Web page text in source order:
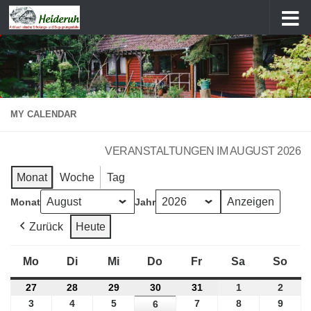
Zum Inhalt springen
MY CALENDAR
VERANSTALTUNGEN IM AUGUST 2026
Monat Woche Tag
Monat Jahr
Zurück Heute
Mo Montag
DiDienstag
MiMittwoch
Do Donnerstag
Fr FreitagSa Samstag
So
27 28 2929.
3030.
3131.
11.
August
22.
3 4 55.
66.
77.
88.
99.